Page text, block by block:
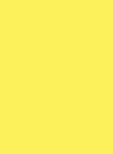
ସୁଦ୍ଧା ଏକ
ପୁଞ୍ଜି ଓ
ଓଡ଼ିଶାରେ
ବିକାଶ କରାଯିବ।
ପ୍ରାୟ ୧୮,୫୦୦
ବ୍ୟାପକ ମୂଲ୍ୟ
କରିଛନ୍ତି।
ଓଡିଶା ବର୍ତ୍ତମାନ ଏକ
ମୁଖ୍ୟମନ୍ତ୍ରୀ ଆହୁରି
ଅବସରରେ ୨୦୩୬
ନୁହେଁ, ବରଂ
ସଫଳତା ପାଇଁ